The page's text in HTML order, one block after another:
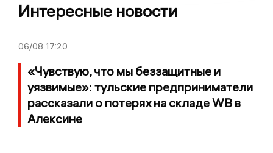
Интересные новости
06/08 17:20
«Чувствую, что мы беззащитные и
уязвимые»: тульские предприниматели
рассказали о потерях на складе WB в
Алексине